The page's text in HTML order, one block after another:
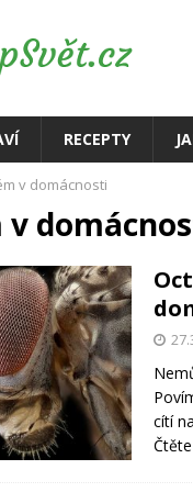
RECEPTY
v domácnosti
cítí